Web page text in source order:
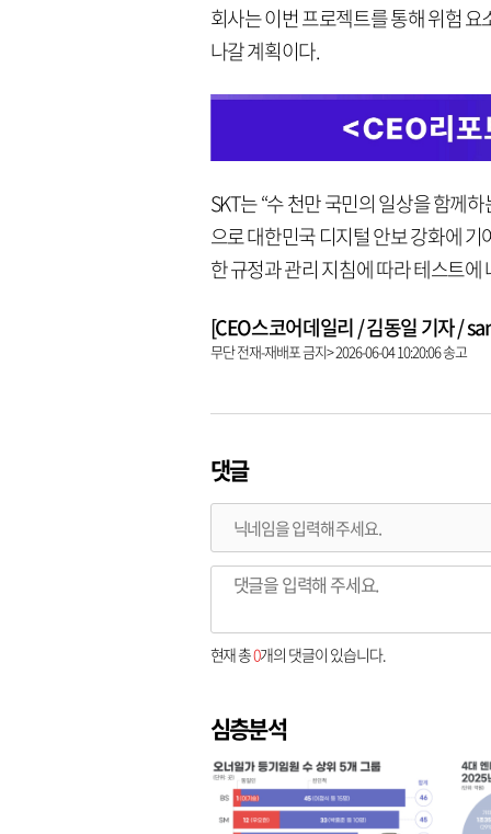
회사는 이번 프로젝트를 통해 위험
나갈 계획이다.
SKT는 “수 천만 국민의 일상을 함께
으로 대한민국 디지털 안보 강화에
한 규정과 관리 지침에 따라 테스트에
[CEO스코어데일리 / 김동일 기자 /
무단 전재-재배포 금지> 2026-06-04 10:20:06 송고
댓글
현재 총0개의 댓글이 있습니다.
심층분석